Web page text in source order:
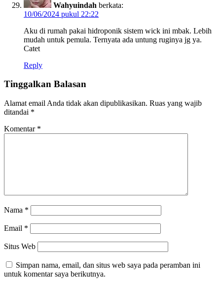
Wahyuindah berkata:
10/06/2024 pukul 22:22
Aku di rumah pakai hidroponik sistem wick ini mbak. Lebih
mudah untuk pemula. Ternyata ada untung ruginya jg ya.
Catet
Reply
Tinggalkan Balasan
Alamat email Anda tidak akan dipublikasikan. Ruas yang wajib
ditandai *
Komentar *
Nama *
Email *
Situs Web
Simpan nama, email, dan situs web saya pada peramban ini
untuk komentar saya berikutnya.